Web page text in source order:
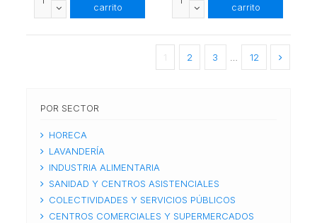
carrito
carrito
1 2 3 12
POR SECTOR
HORECA
LAVANDERÍA
INDUSTRIA ALIMENTARIA
SANIDAD Y CENTROS ASISTENCIALES
COLECTIVIDADES Y SERVICIOS PÚBLICOS
CENTROS COMERCIALES Y SUPERMERCADOS